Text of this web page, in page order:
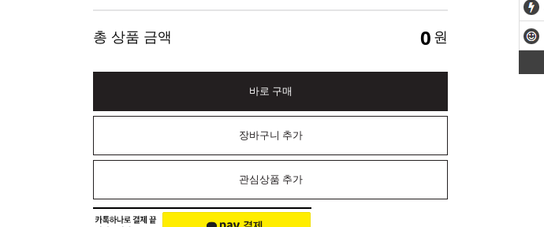
총 상품 금액 0 원
바로 구매
장바구니 추가
관심상품 추가